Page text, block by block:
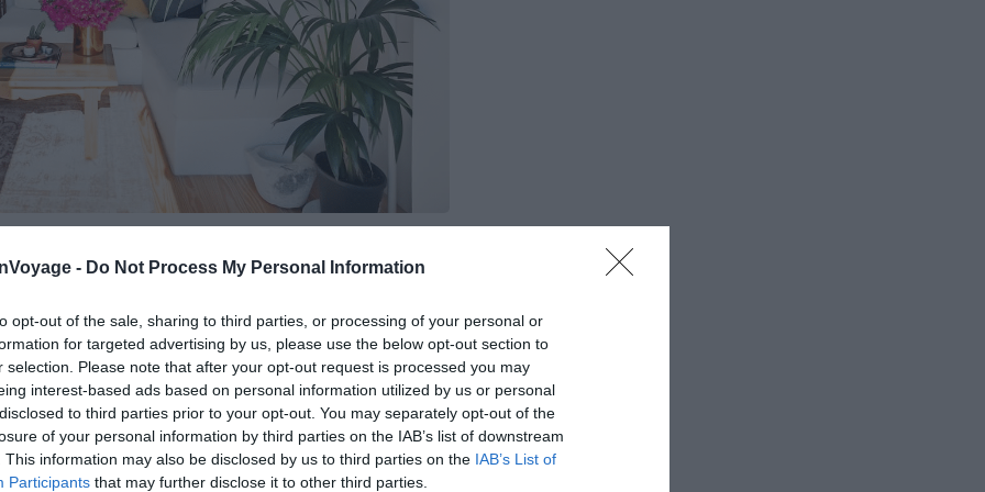
- Do Not Process My Personal Information
opt-out of the sale, sharing to third parties, or processing of your personal or
for targeted advertising by us, please use the below opt-out section to
selection. Please note that after your opt-out request is processed you may
interest-based ads based on personal information utilized by us or personal
to third parties prior to your opt-out. You may separately opt-out of the
of your personal information by third parties on the IAB’s list of downstream
This information may also be disclosed by us to third parties on the IAB’s List of
Participants that may further disclose it to other third parties.
Airbnb
les toits
idéale pour assister à un coucher de soleil sur la
dans le village d’Oia, l’une desvilles les plus
à proximité d’un large choix de bars, de boutiques et